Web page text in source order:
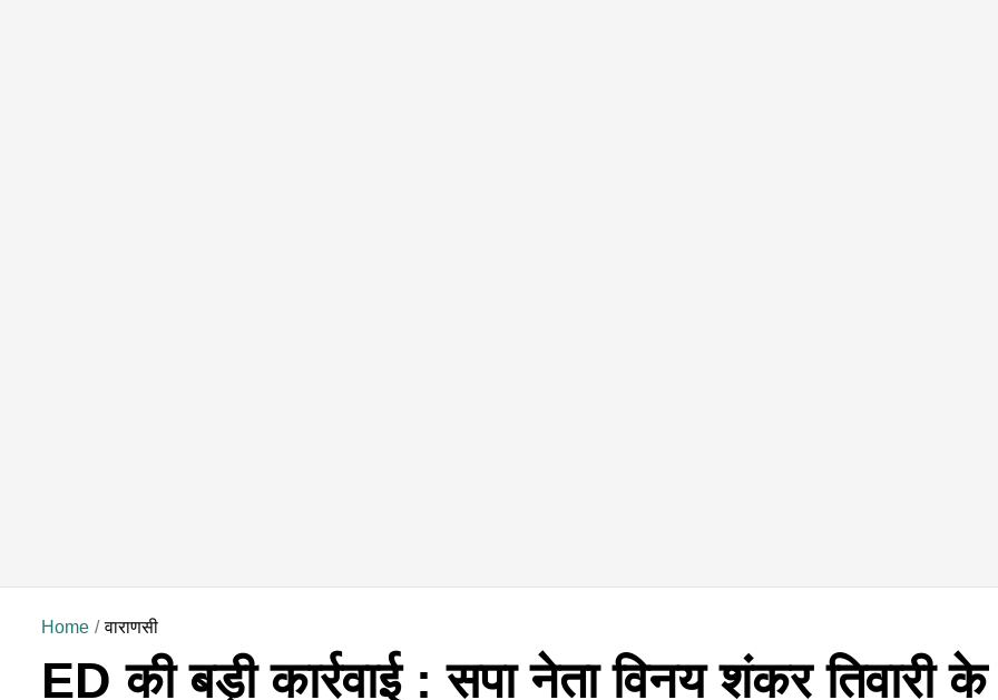
Home वाराणसी
ED की बड़ी कार्रवाई : सपा नेता विनय शंकर तिवारी